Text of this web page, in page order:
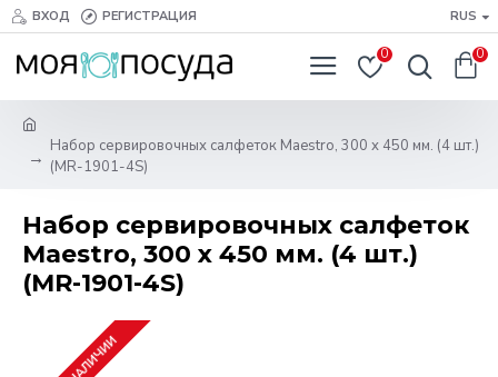
ВХОД РЕГИСТРАЦИЯ RUS
0 0
Набор сервировочных салфеток Maestro, 300 х 450 мм. (4 шт.)
(MR-1901-4S)
Набор сервировочных салфеток
Maestro, 300 х 450 мм. (4 шт.)
(MR-1901-4S)